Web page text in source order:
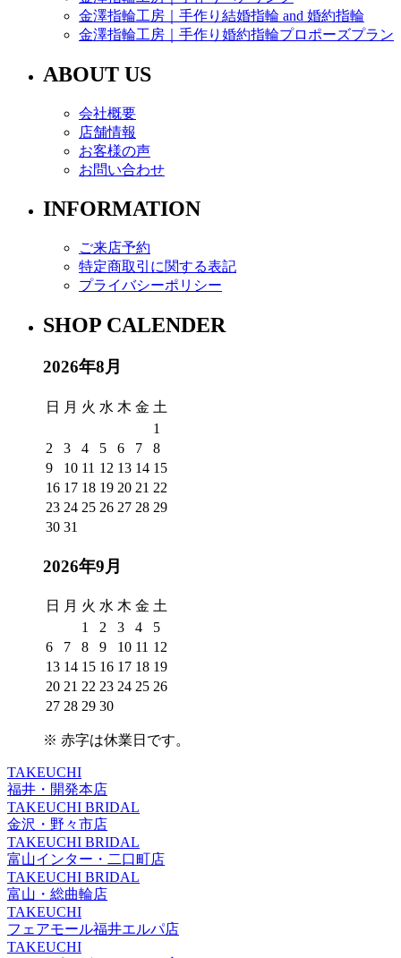
金澤指輪工房｜手作り結婚指輪 and 婚約指輪
金澤指輪工房｜手作り婚約指輪プロポーズプラン
ABOUT US
会社概要
店舗情報
お客様の声
お問い合わせ
INFORMATION
ご来店予約
特定商取引に関する表記
プライバシーポリシー
SHOP CALENDER
2026年8月
日 月 火 水 木 金 土
1
2
3 4 5 6 7
8
9
10 11 12 13 14 15
16 17 18 19 20 21 22
23 24 25 26 27 28 29
30 31
2026年9月
日 月 火 水 木 金 土
1
2 3 4
5
6
7 8 9 10 11 12
13 14 15 16 17 18 19
20 21 22 23 24 25 26
27 28 29 30
※ 赤字は休業日 です。
TAKEUCHI
福井・開発本店
TAKEUCHI BRIDAL
金沢・野々市店
TAKEUCHI BRIDAL
富山インター・二口町店
TAKEUCHI BRIDAL
富山・総曲輪店
TAKEUCHI
フェアモール福井エルパ店
TAKEUCHI